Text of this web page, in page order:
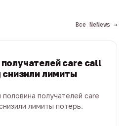
Все NeNews →
care call
лимиты
получателей care
лимиты потерь.